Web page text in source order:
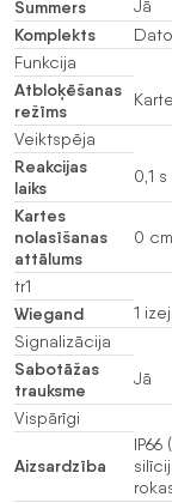
Summers Jā
Komplekts
Funkcija
Atbloķēšanas
režīms
Veiktspēja
Reakcijas
laiks
0,1 s
Kartes
nolasīšanas
attālums
0
tr1
Wiegand
1
Signalizācija
Sabotāžas
trauksme
Jā
Vispārīgi
Aizsardzība